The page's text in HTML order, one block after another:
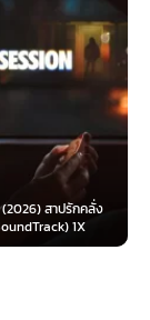
Survive